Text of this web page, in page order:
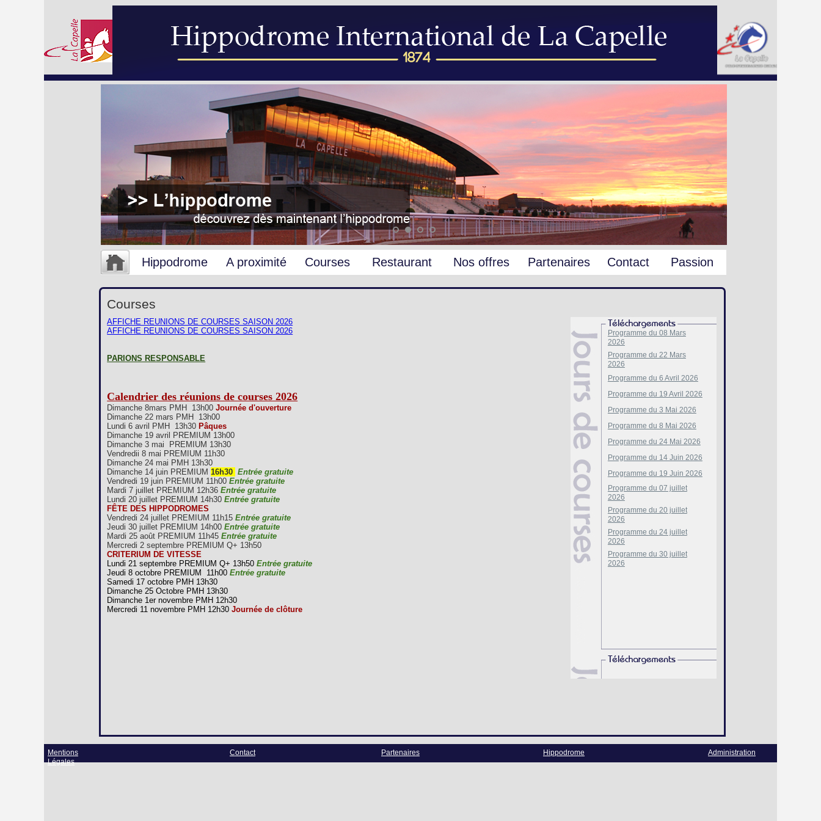
Hippodrome A proximité Courses Restaurant Nos offres
Loges
Partenaires Contact Passion
Courses
AFFICHE REUNIONS DE COURSES SAISON 2026
AFFICHE REUNIONS DE COURSES SAISON 2026
PARIONS RESPONSABLE
Calendrier des réunions de courses 2026
Dimanche 8mars PMH 13h00Journée d'ouverture
Dimanche 22 mars PMH 13h00
Lundi 6 avril PMH 13h30 Pâques
Dimanche 19 avril PREMIUM 13h00
Dimanche 3 mai PREMIUM 13h30
Vendredii 8 mai PREMIUM 11h30
Dimanche 24 mai PMH 13h30
Dimanche 14 juin PREMIUM16h30 Entrée gratuite
Vendredi 19 juin PREMIUM 11h00Entrée gratuite
Mardi 7 juillet PREMIUM 12h36Entrée gratuite
Lundi 20 juillet PREMIUM 14h30Entrée gratuite
FÊTE DES HIPPODROMES
Vendredi 24 juillet PREMIUM 11h15Entrée gratuite
Jeudi 30 juillet PREMIUM 14h00 Entrée gratuite
Mardi 25 août PREMIUM 11h45Entrée gratuite
Mercredi 2 septembre PREMIUM Q+ 13h50
CRITERIUM DE VITESSE
Lundi 21 septembre PREMIUM Q+ 13h50Entrée gratuite
Jeudi 8 octobre PREMIUM 11h00Entrée gratuite
Samedi 17 octobre PMH 13h30
Dimanche 25 Octobre PMH 13h30
Dimanche 1er novembre PMH 12h30
Mercredi 11 novembre PMH 12h30Journée de clôture
Programme du 08 Mars
2026
Programme du 22 Mars
2026
Programme du 6 Avril 2026
Programme du 19 Avril 2026
Programme du 3 Mai 2026
Programme du 8 Mai 2026
Programme du 24 Mai 2026
Programme du 14 Juin 2026
Programme du 19 Juin 2026
Programme du 07 juillet
2026
Programme du 20 juillet
2026
Programme du 24 juillet
2026
Programme du 30 juillet
2026
Mentions
Légales
Contact Partenaires Hippodrome Administration